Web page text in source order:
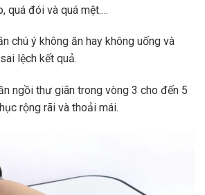
quá đói và quá mệt.…
chú ý không ăn hay không uống và
lệch kết quả.
ngồi thư giãn trong vòng 3 cho đến 5
rộng rãi và thoải mái.